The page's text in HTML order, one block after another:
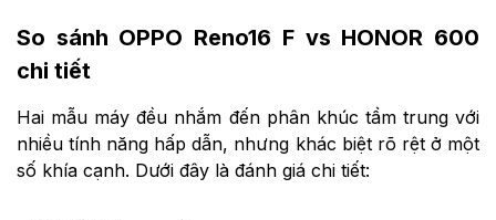
So sánh OPPO Reno16 F vs HONOR 600
chi tiết
Hai mẫu máy đều nhắm đến phân khúc tầm trung với
nhiều tính năng hấp dẫn, nhưng khác biệt rõ rệt ở một
số khía cạnh. Dưới đây là đánh giá chi tiết: